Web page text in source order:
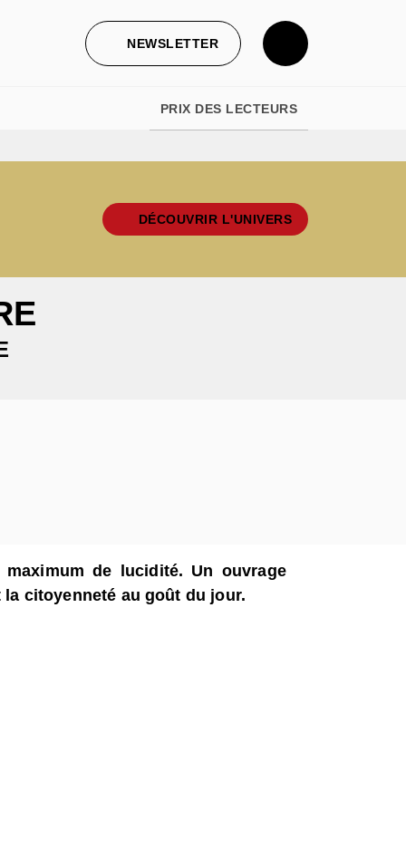
NEWSLETTER
PRIX DES LECTEURS
DÉCOUVRIR L'UNIVERS
de lucidité. Un ouvrage
citoyenneté au goût du jour.